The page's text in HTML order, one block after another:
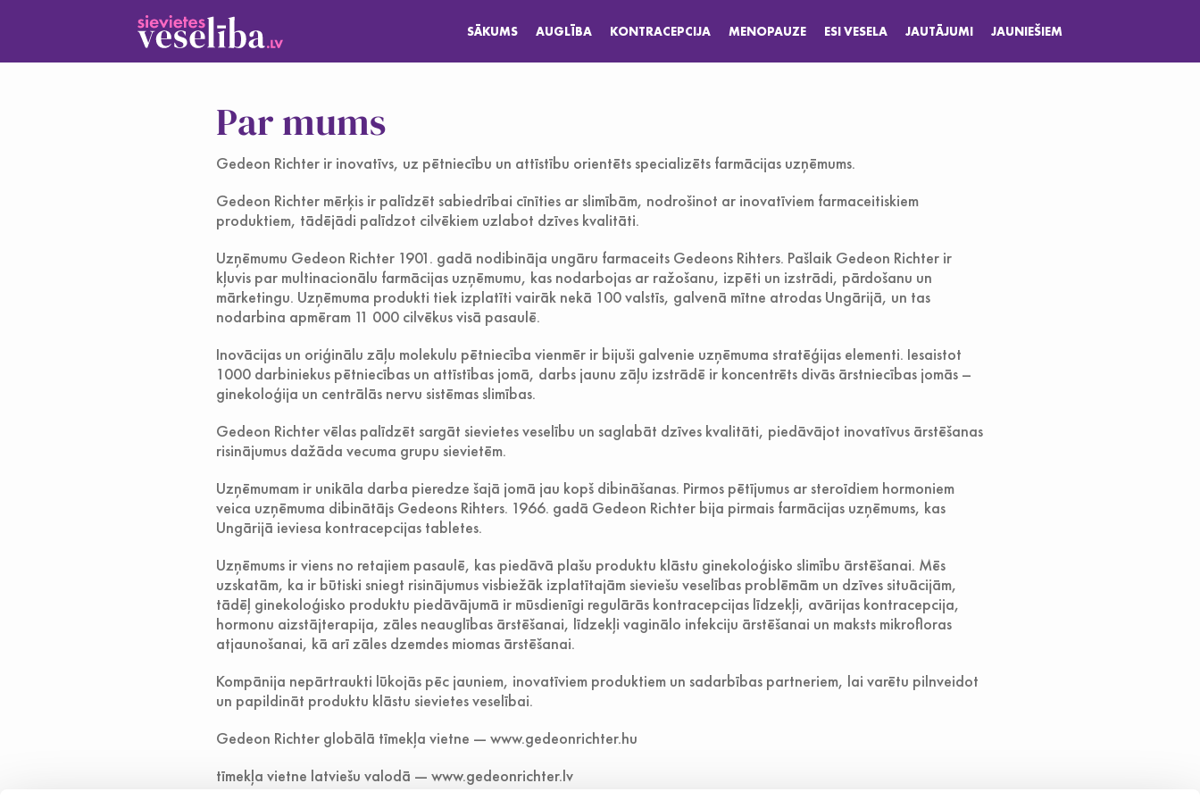
SĀKUMS AUGLĪBA KONTRACEPCIJA MENOPAUZE ESI VESELA JAUTĀJUMI JAUNIEŠIEM
Par mums
Gedeon Richter ir inovatīvs, uz pētniecību un attīstību orientēts specializēts farmācijas uzņēmums.
Gedeon Richter mērķis ir palīdzēt sabiedrībai cīnīties ar slimībām, nodrošinot ar inovatīviem farmaceitiskiem
produktiem, tādējādi palīdzot cilvēkiem uzlabot dzīves kvalitāti.
Uzņēmumu Gedeon Richter 1901. gadā nodibināja ungāru farmaceits Gedeons Rihters. Pašlaik Gedeon Richter ir
kļuvis par multinacionālu farmācijas uzņēmumu, kas nodarbojas ar ražošanu, izpēti un izstrādi, pārdošanu un
mārketingu. Uzņēmuma produkti tiek izplatīti vairāk nekā 100 valstīs, galvenā mītne atrodas Ungārijā, un tas
nodarbina apmēram 11 000 cilvēkus visā pasaulē.
Inovācijas un oriģinālu zāļu molekulu pētniecība vienmēr ir bijuši galvenie uzņēmuma stratēģijas elementi. Iesaistot
1000 darbiniekus pētniecības un attīstības jomā, darbs jaunu zāļu izstrādē ir koncentrēts divās ārstniecības jomās –
ginekoloģija un centrālās nervu sistēmas slimības.
Gedeon Richter vēlas palīdzēt sargāt sievietes veselību un saglabāt dzīves kvalitāti, piedāvājot inovatīvus ārstēšanas
risinājumus dažāda vecuma grupu sievietēm.
Uzņēmumam ir unikāla darba pieredze šajā jomā jau kopš dibināšanas. Pirmos pētījumus ar steroīdiem hormoniem
veica uzņēmuma dibinātājs Gedeons Rihters. 1966. gadā Gedeon Richter bija pirmais farmācijas uzņēmums, kas
Ungārijā ieviesa kontracepcijas tabletes.
Uzņēmums ir viens no retajiem pasaulē, kas piedāvā plašu produktu klāstu ginekoloģisko slimību ārstēšanai. Mēs
uzskatām, ka ir būtiski sniegt risinājumus visbiežāk izplatītajām sieviešu veselības problēmām un dzīves situācijām,
tādēļ ginekoloģisko produktu piedāvājumā ir mūsdienīgi regulārās kontracepcijas līdzekļi, avārijas kontracepcija,
hormonu aizstājterapija, zāles neauglības ārstēšanai, līdzekļi vaginālo infekciju ārstēšanai un maksts mikrofloras
atjaunošanai, kā arī zāles dzemdes miomas ārstēšanai.
Kompānija nepārtraukti lūkojās pēc jauniem, inovatīviem produktiem un sadarbības partneriem, lai varētu pilnveidot
un papildināt produktu klāstu sievietes veselībai.
Gedeon Richter globālā tīmekļa vietne — www.gedeonrichter.hu
tīmekļa vietne latviešu valodā — www.gedeonrichter.lv